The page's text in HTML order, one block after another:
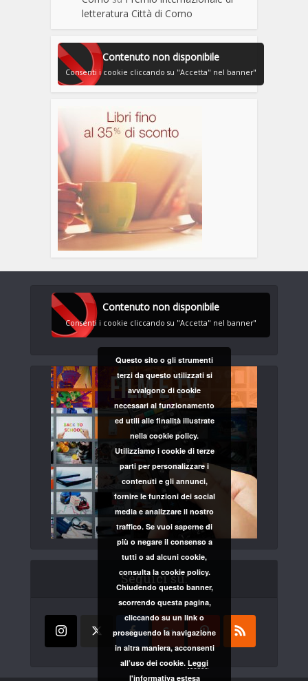
letteratura Città di Como
Contenuto non disponibile
Consenti i cookie cliccando su "Accetta" nel banner"
Contenuto non disponibile
Consenti i cookie cliccando su "Accetta" nel banner"
Seguici su:
Questo sito o gli strumenti
terzi da questo utilizzati si
avvalgono di cookie
necessari al funzionamento
ed utili alle finalità illustrate
nella cookie policy.
Utilizziamo i cookie di terze
parti per personalizzare i
contenuti e gli annunci,
fornire le funzioni dei social
media e analizzare il nostro
traffico. Se vuoi saperne di
più o negare il consenso a
tutti o ad alcuni cookie,
consulta la cookie policy.
Chiudendo questo banner,
scorrendo questa pagina,
cliccando su un link o
proseguendo la navigazione
in altra maniera, acconsenti
all’uso dei cookie. Leggi
l'informativa estesa